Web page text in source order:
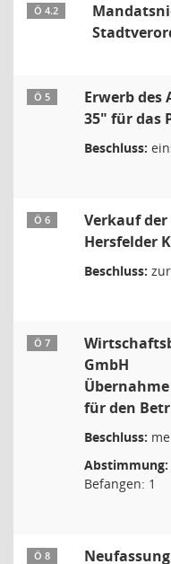
Ö 4.2
Ö 5
Erwerb des
35" für das
Beschluss:
Ö 6
Verkauf der
Hersfelder
Beschluss:
Ö 7
GmbH
für den
Beschluss:
Abstimmung:
Befangen: 1
Ö 8